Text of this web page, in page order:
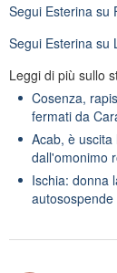
Segui Esterina su
Segui Esterina su
Leggi di più sullo
Cosenza,
fermati da
Acab, è
dall'omonimo
Ischia: donna
autosospende